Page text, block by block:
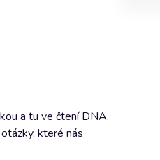
a tu ve čtení DNA.
které nás